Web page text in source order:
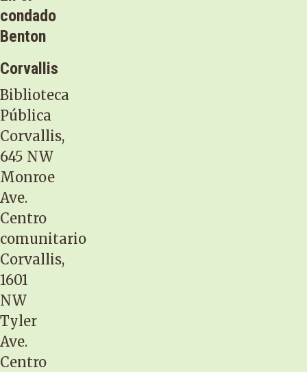
condado
Benton
Corvallis
Biblioteca
Pública
Corvallis,
645 NW
Monroe
Ave.
Centro
comunitario
Corvallis,
1601
NW
Tyler
Ave.
Centro